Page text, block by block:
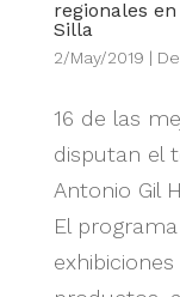
regionales
Silla
2/May/2019 |
16 de las
disputan el
Antonio Gil
El